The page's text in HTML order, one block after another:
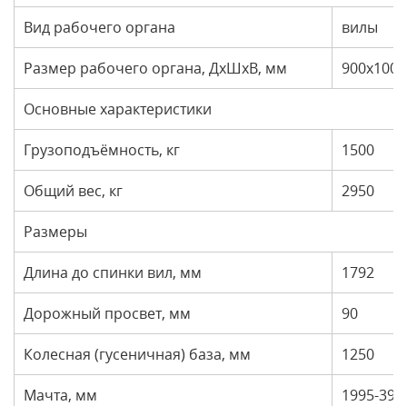
Вид рабочего органа вилы
Размер рабочего органа, ДхШхВ, мм
Основные характеристики
Грузоподъёмность, кг 1500
Общий вес, кг 2950
Размеры
Длина до спинки вил, мм 1792
Дорожный просвет, мм 90
Колесная (гусеничная) база, мм 1250
Мачта, мм 1995-